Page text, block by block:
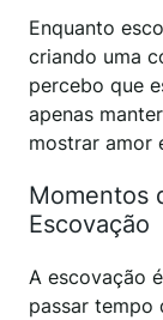
Enquanto
criando uma
percebo que
apenas
mostrar amor
Momentos
Escovação
A escovação
passar tempo